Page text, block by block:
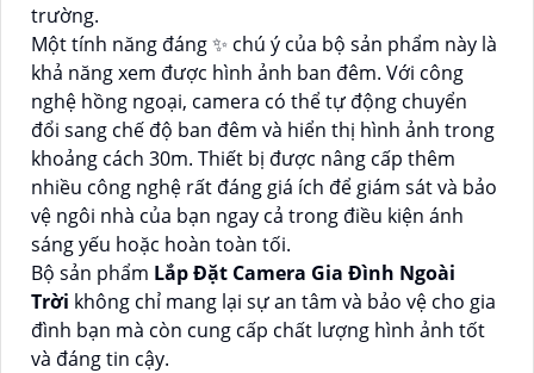
trường.
Một tính năng đáng ✨ chú ý của bộ sản phẩm này là
khả năng xem được hình ảnh ban đêm. Với công
nghệ hồng ngoại, camera có thể tự động chuyển
đổi sang chế độ ban đêm và hiển thị hình ảnh trong
khoảng cách 30m. Thiết bị được nâng cấp thêm
nhiều công nghệ rất đáng giá ích để giám sát và bảo
vệ ngôi nhà của bạn ngay cả trong điều kiện ánh
sáng yếu hoặc hoàn toàn tối.
Bộ sản phẩm Lắp Đặt Camera Gia Đình Ngoài
Trời không chỉ mang lại sự an tâm và bảo vệ cho gia
đình bạn mà còn cung cấp chất lượng hình ảnh tốt
và đáng tin cậy.